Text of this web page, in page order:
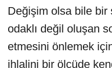
Değişim olsa bile bir
odaklı değil oluşan
etmesini önlemek
ihlalini bir ölçüde